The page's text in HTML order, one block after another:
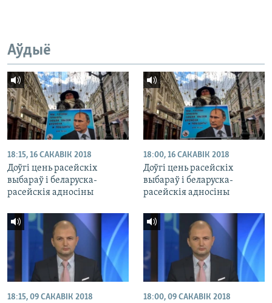
Аўдыё
18:15, 16 САКАВІК 2018
Доўгі цень расейскіх
выбараў і беларуска-
расейскія адносіны
18:00, 16 САКАВІК 2018
Доўгі цень расейскіх
выбараў і беларуска-
расейскія адносіны
18:15, 09 САКАВІК 2018 18:00, 09 САКАВІК 2018